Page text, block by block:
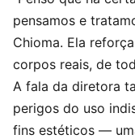
pensamos e
Chioma. Ela
corpos reais, de
A fala da diretora
perigos do uso
fins estéticos —